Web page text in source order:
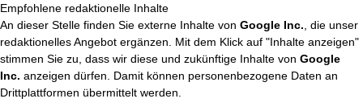
Empfohlene redaktionelle Inhalte
An dieser Stelle finden Sie externe Inhalte von Google Inc. , die unser
redaktionelles Angebot ergänzen. Mit dem Klick auf "Inhalte anzeigen"
stimmen Sie zu, dass wir diese und zukünftige Inhalte von Google
Inc. anzeigen dürfen. Damit können personenbezogene Daten an
Drittplattformen übermittelt werden.